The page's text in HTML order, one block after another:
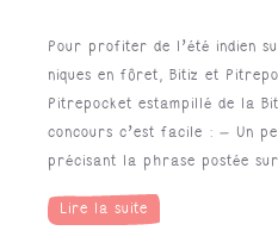
Pour profiter de l’été indien
niques en fôret, Bitiz et
Pitrepocket estampillé de la
concours c’est facile : – Un
précisant la phrase postée
Lire la suite